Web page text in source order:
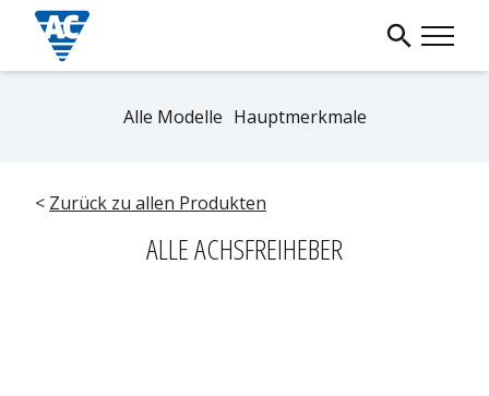
Alle Modelle Hauptmerkmale
< Zurück zu allen Produkten
ALLE ACHSFREIHEBER